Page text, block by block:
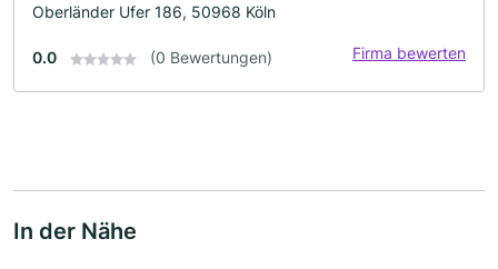
Oberländer Ufer 186, 50968 Köln
0.0 (0 Bewertungen) Firma bewerten
In der Nähe